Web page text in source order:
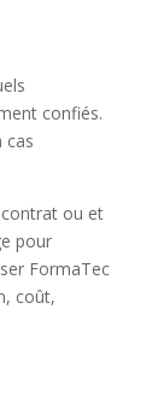
confiés.
cas
ou et
pour
FormaTec
coût,